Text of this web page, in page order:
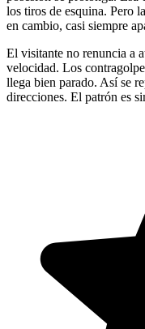
los tiros de esquina. Pero
en cambio, casi siempre
El visitante no renuncia a
velocidad. Los
llega bien parado. Así se
direcciones. El patrón es